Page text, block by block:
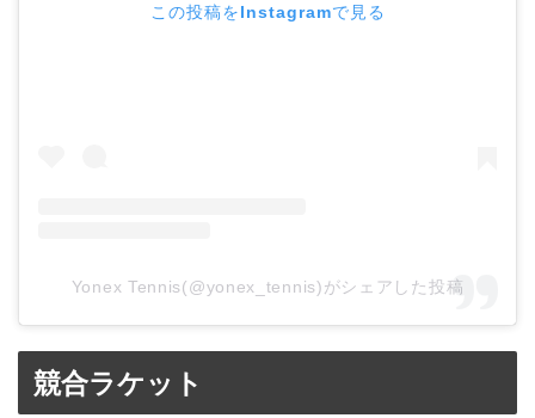
この投稿をInstagramで見る
Yonex Tennis(@yonex_tennis)がシェアした投稿
競合ラケット